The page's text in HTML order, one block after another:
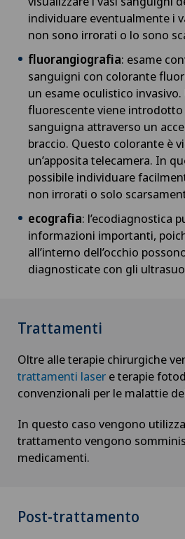
Coloproctologia
Condizionamento fisico
Conflitto femoro-acetabolare
Consulenza nutrizionale
Consulti oculistici
Cura intermedia IMC
Curvatura del pene
Da Vinci
Degenerazione maculare
Dermatologia e venereologia
Dermopigmentazione medica
individuare eventualmente i
non sono irrorati o lo sono
fluorangiografia: esame
sanguigni con colorante
un esame oculistico
fluorescente viene
sanguigna attraverso un
braccio. Questo colorante è
un’apposita telecamera. In
possibile individuare
non irrorati o solo
ecografia: l’ecodiagnostica
informazioni importanti,
all’interno dell’occhio
diagnosticate con gli
Trattamenti
Oltre alle terapie chirurgiche
trattamenti laser e terapie
convenzionali per le malattie
In questo caso vengono
trattamento vengono
medicamenti.
Post-trattamento